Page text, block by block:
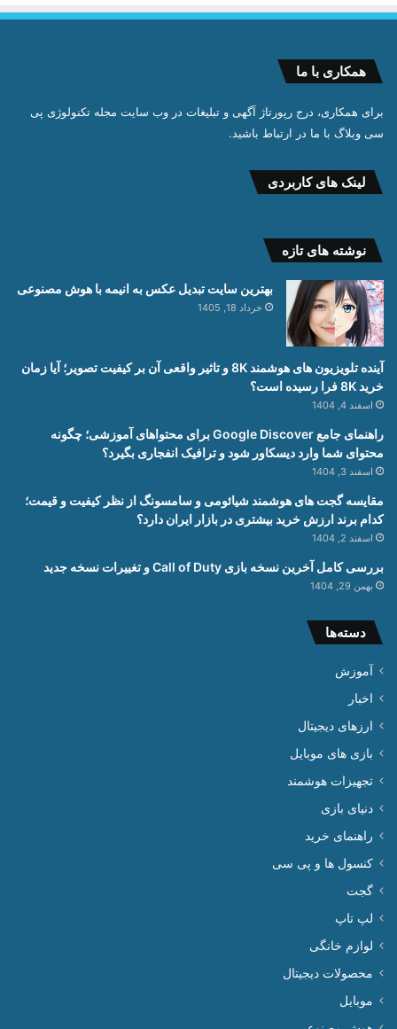
همکاری با ما
برای همکاری، درج رپورتاژ آگهی و تبلیغات در وب سایت مجله تکنولوژی پی
سی وبلاگ با ما در ارتباط باشید.
لینک های کاربردی
نوشته های تازه
بهترین سایت تبدیل عکس به انیمه با هوش مصنوعی
خرداد 18, 1405
آینده تلویزیون های هوشمند 8K و تاثیر واقعی آن بر کیفیت تصویر؛ آیا زمان
خرید 8K فرا رسیده است؟
اسفند 4, 1404
راهنمای جامع Google Discover برای محتواهای آموزشی؛ چگونه
محتوای شما وارد دیسکاور شود و ترافیک انفجاری بگیرد؟
اسفند 3, 1404
مقایسه گجت های هوشمند شیائومی و سامسونگ از نظر کیفیت و قیمت؛
کدام برند ارزش خرید بیشتری در بازار ایران دارد؟
اسفند 2, 1404
بررسی کامل آخرین نسخه بازی Call of Duty و تغییرات نسخه جدید
بهمن 29, 1404
دسته‌ها
آموزش
اخبار
ارزهای دیجیتال
بازی های موبایل
تجهیزات هوشمند
دنیای بازی
راهنمای خرید
کنسول ها و پی سی
گجت
لپ تاپ
لوازم خانگی
محصولات دیجیتال
موبایل